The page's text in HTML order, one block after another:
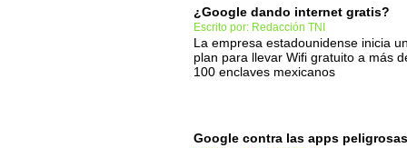
¿Google dando internet gratis?
Escrito por: Redacción TNI
La empresa estadounidense inicia
plan para llevar Wifi gratuito a más
100 enclaves mexicanos
Google contra las apps peligrosas